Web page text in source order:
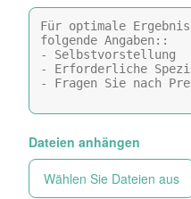
Dateien anhängen
Wählen Sie Dateien aus